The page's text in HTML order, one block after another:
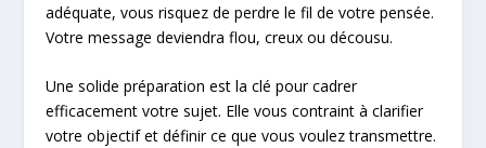
adéquate, vous risquez de perdre le fil de votre pensée.
Votre message deviendra flou, creux ou décousu.
Une solide préparation est la clé pour cadrer
efficacement votre sujet. Elle vous contraint à clarifier
votre objectif et définir ce que vous voulez transmettre.